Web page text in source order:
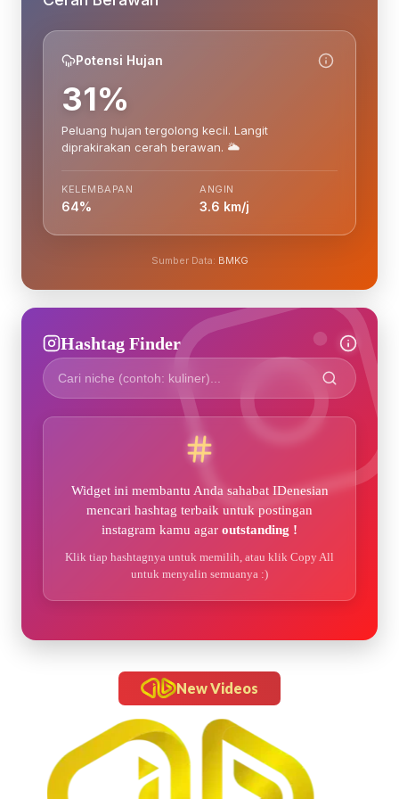
Potensi Hujan
31%
Peluang hujan tergolong kecil. Langit
diprakirakan cerah berawan. 🌥️
KELEMBAPAN
64%
ANGIN
3.6 km/j
Sumber Data: BMKG
Hashtag Finder
Widget ini membantu Anda sahabat IDenesian
mencari hashtag terbaik untuk postingan
instagram kamu agar outstanding !
Klik tiap hashtagnya untuk memilih, atau klik Copy All
untuk menyalin semuanya :)
New Videos